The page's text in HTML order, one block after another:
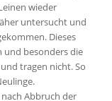
wieder
untersucht und
Dieses
und besonders die
tragen nicht. So
Abbruch der